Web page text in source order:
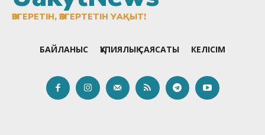
ӨЗГЕРЕТІН, ӨЗГЕРТЕТІН УАҚЫТ!
БАЙЛАНЫС ҚҰПИЯЛЫҚ САЯСАТЫ КЕЛІСІМ